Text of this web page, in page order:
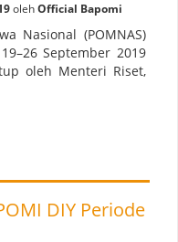
olehOfficial Bapomi
Nasional (POMNAS)
September 2019
oleh Menteri Riset,
DIY Periode